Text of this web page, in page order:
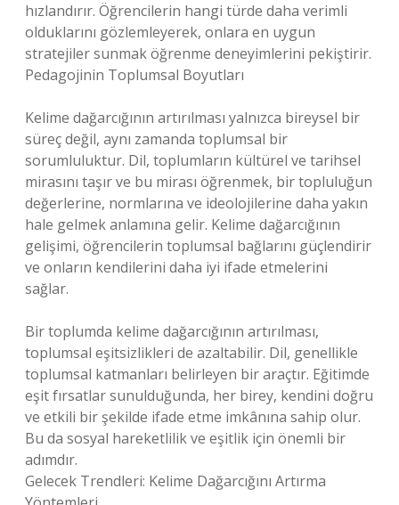
hızlandırır. Öğrencilerin hangi türde daha verimli
olduklarını gözlemleyerek, onlara en uygun
stratejiler sunmak öğrenme deneyimlerini pekiştirir.
Pedagojinin Toplumsal Boyutları
Kelime dağarcığının artırılması yalnızca bireysel bir
süreç değil, aynı zamanda toplumsal bir
sorumluluktur. Dil, toplumların kültürel ve tarihsel
mirasını taşır ve bu mirası öğrenmek, bir topluluğun
değerlerine, normlarına ve ideolojilerine daha yakın
hale gelmek anlamına gelir. Kelime dağarcığının
gelişimi, öğrencilerin toplumsal bağlarını güçlendirir
ve onların kendilerini daha iyi ifade etmelerini
sağlar.
Bir toplumda kelime dağarcığının artırılması,
toplumsal eşitsizlikleri de azaltabilir. Dil, genellikle
toplumsal katmanları belirleyen bir araçtır. Eğitimde
eşit fırsatlar sunulduğunda, her birey, kendini doğru
ve etkili bir şekilde ifade etme imkânına sahip olur.
Bu da sosyal hareketlilik ve eşitlik için önemli bir
adımdır.
Gelecek Trendleri: Kelime Dağarcığını Artırma